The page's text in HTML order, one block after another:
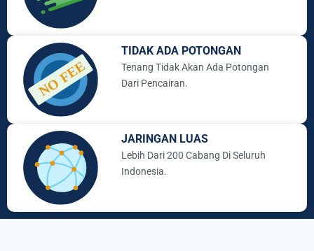
TIDAK ADA POTONGAN
Tenang Tidak Akan Ada Potongan
Dari Pencairan.
JARINGAN LUAS
Lebih Dari 200 Cabang Di Seluruh
Indonesia.